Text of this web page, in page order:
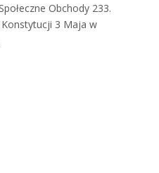
Obchody 233.
Konstytucji 3 Maja w